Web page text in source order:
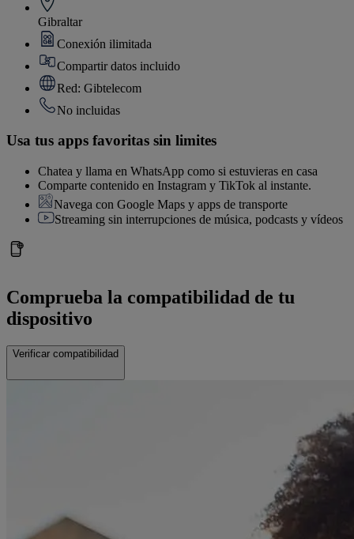
Gibraltar
Conexión ilimitada
Compartir datos incluido
Red: Gibtelecom
No incluidas
Usa tus apps favoritas sin limites
Chatea y llama en WhatsApp como si estuvieras en casa
Comparte contenido en Instagram y TikTok al instante.
Navega con Google Maps y apps de transporte
Streaming sin interrupciones de música, podcasts y vídeos
Comprueba la compatibilidad de tu
dispositivo
Verificar compatibilidad